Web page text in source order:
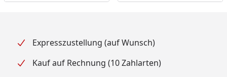
Expresszustellung (auf Wunsch)
Kauf auf Rechnung (10 Zahlarten)